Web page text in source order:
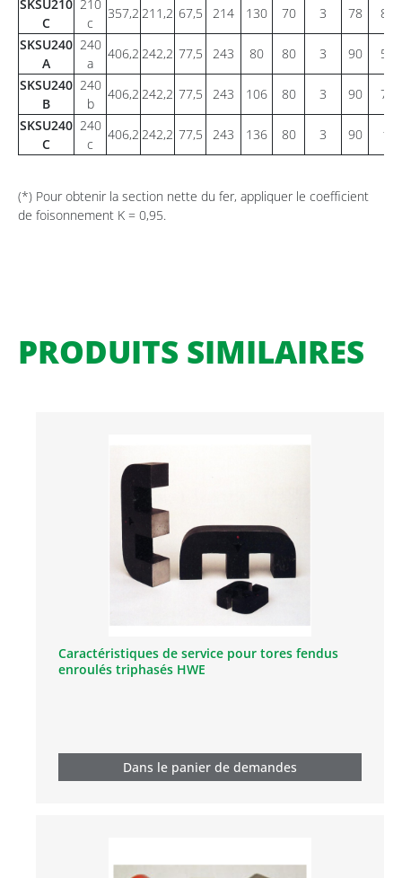
SKSU210
C
210
c
357,2 211,2 67,5 214 130 70 3 78
SKSU240
A
240
a
406,2 242,2 77,5 243 80 80 3 90
SKSU240
B
240
b
406,2 242,2 77,5 243 106 80 3 90
SKSU240
C
240
c
406,2 242,2 77,5 243 136 80 3 90
(*) Pour obtenir la section nette du fer, appliquer le coefficient
de foisonnement K = 0,95.
PRODUITS SIMILAIRES
Caractéristiques de service pour tores fendus
enroulés triphasés HWE
Dans le panier de demandes